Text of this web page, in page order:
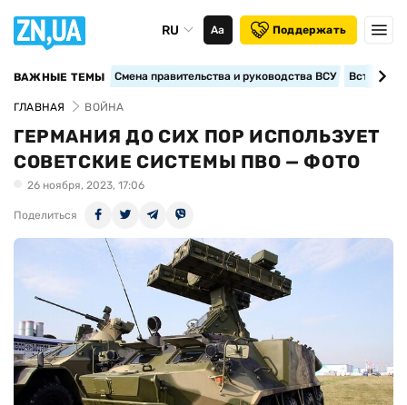
RU Аа Поддержать
ВАЖНЫЕ ТЕМЫ Смена правительства и руководства ВСУ
ГЛАВНАЯ ВОЙНА
ГЕРМАНИЯ ДО СИХ ПОР ИСПОЛЬЗУЕТ
СОВЕТСКИЕ СИСТЕМЫ ПВО — ФОТО
26 ноября, 2023, 17:06
Поделиться